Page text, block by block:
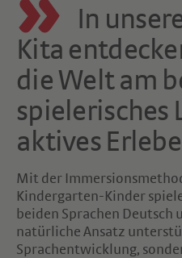
In
Kita
die Welt am
spielerisches
aktives
Mit der
Kindergarten-Kinder
beiden Sprachen Deutsch
natürliche Ansatz
Sprachentwicklung,